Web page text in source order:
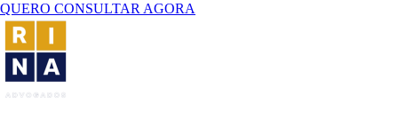
QUERO CONSULTAR AGORA